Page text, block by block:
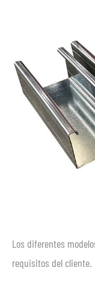
Los diferentes
requisitos del cliente.